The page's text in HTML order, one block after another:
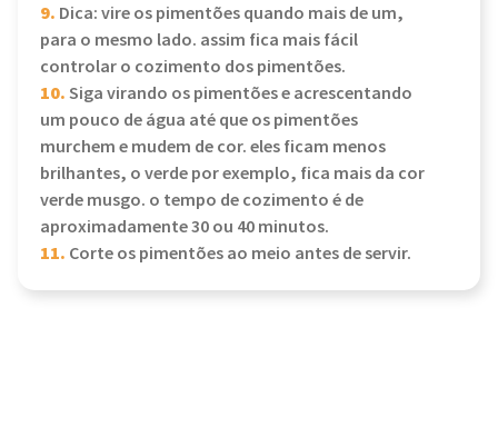
9. Dica: vire os pimentões quando mais de um,
para o mesmo lado. assim fica mais fácil
controlar o cozimento dos pimentões.
10.Siga virando os pimentões e acrescentando
um pouco de água até que os pimentões
murchem e mudem de cor. eles ficam menos
brilhantes, o verde por exemplo, fica mais da cor
verde musgo. o tempo de cozimento é de
aproximadamente 30 ou 40 minutos.
11. Corte os pimentões ao meio antes de servir.